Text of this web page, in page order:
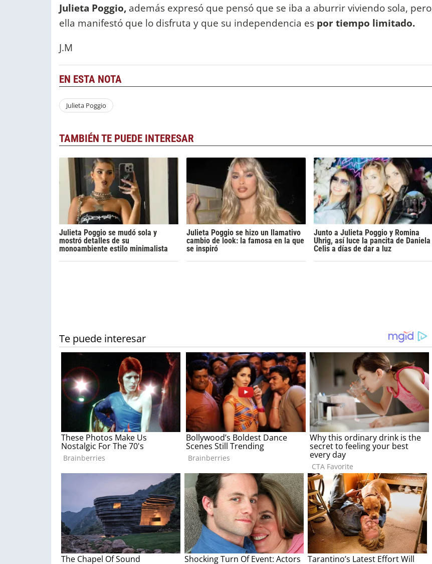
Julieta Poggio, además expresó que pensó que se iba a aburrir viviendo sola, pero
ella manifestó que lo disfruta y que su independencia es por tiempo limitado.
J.M
EN ESTA NOTA
Julieta Poggio
TAMBIÉN TE PUEDE INTERESAR
Julieta Poggio se mudó sola y
mostró detalles de su
monoambiente estilo minimalista
Julieta Poggio se hizo un llamativo
cambio de look: la famosa en la que
se inspiró
Junto a Julieta Poggio y Romina
Uhrig, así luce la pancita de Daniela
Celis a días de dar a luz